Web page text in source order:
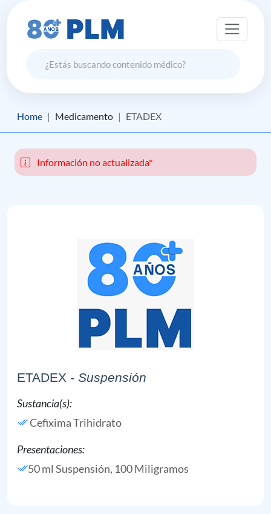
Home Medicamento ETADEX
Información no actualizada*
ETADEX - Suspensión
Sustancia(s):
Cefixima Trihidrato
Presentaciones:
50 ml Suspensión, 100 Miligramos